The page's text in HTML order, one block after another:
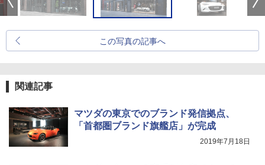
この写真の記事へ
関連記事
マツダの東京でのブランド発信拠点、
「首都圏ブランド旗艦店」が完成
2019年7月18日